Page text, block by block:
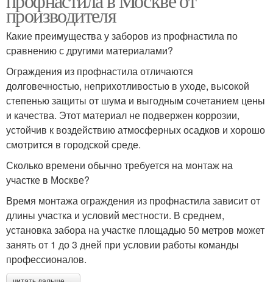
производителя
Какие преимущества у заборов из профнастила по
сравнению с другими материалами?
Ограждения из профнастила отличаются
долговечностью, неприхотливостью в уходе, высокой
степенью защиты от шума и выгодным сочетанием цены
и качества. Этот материал не подвержен коррозии,
устойчив к воздействию атмосферных осадков и хорошо
смотрится в городской среде.
Сколько времени обычно требуется на монтаж на
участке в Москве?
Время монтажа ограждения из профнастила зависит от
длины участка и условий местности. В среднем,
установка забора на участке площадью 50 метров может
занять от 1 до 3 дней при условии работы команды
профессионалов.